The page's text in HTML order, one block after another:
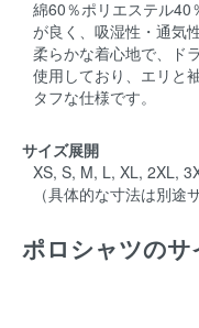
綿60％ポリエステル40
が良く、吸湿性・通気
柔らかな着心地で、ド
使用しており、エリと
タフな仕様です。
サイズ展開
XS, S, M, L, XL, 2XL,
（具体的な寸法は別途
ポロシャツのサ